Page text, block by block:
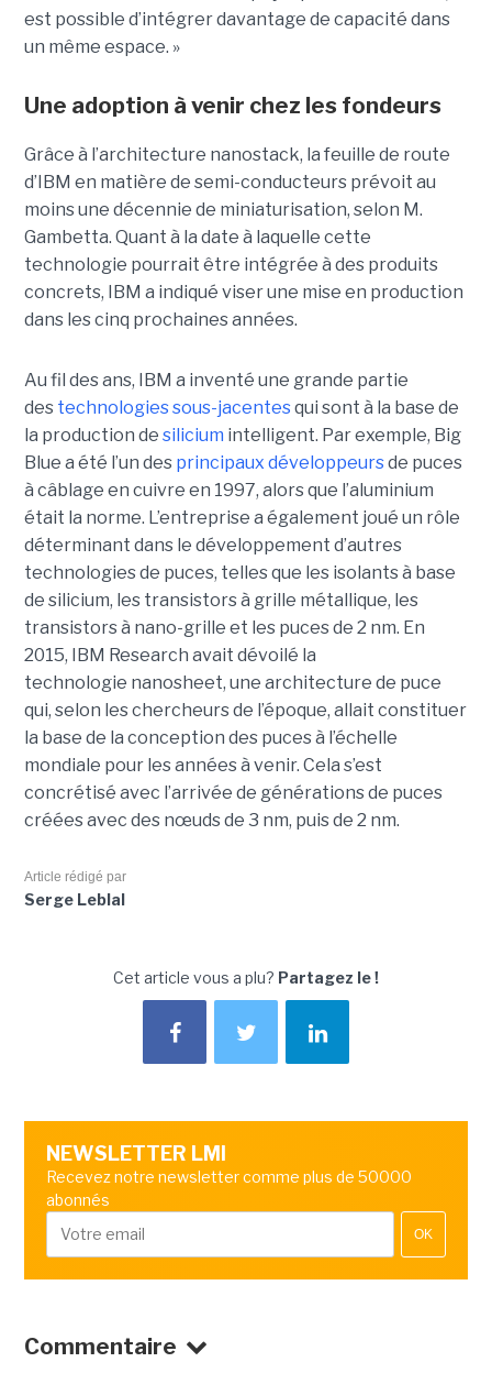
est possible d’intégrer davantage de capacité dans
un même espace. »
Une adoption à venir chez les fondeurs
Grâce à l’architecture nanostack, la feuille de route
d’IBM en matière de semi-conducteurs prévoit au
moins une décennie de miniaturisation, selon M.
Gambetta. Quant à la date à laquelle cette
technologie pourrait être intégrée à des produits
concrets, IBM a indiqué viser une mise en production
dans les cinq prochaines années.
Au fil des ans, IBM a inventé une grande partie
des technologies sous-jacentesqui sont à la base de
la production de silicium intelligent. Par exemple, Big
Blue a été l’un des principaux développeursde puces
à câblage en cuivre en 1997, alors que l’aluminium
était la norme. L’entreprise a également joué un rôle
déterminant dans le développement d’autres
technologies de puces, telles que les isolants à base
de silicium, les transistors à grille métallique, les
transistors à nano-grille et les puces de 2 nm. En
2015, IBM Research avait dévoilé la
technologie nanosheet, une architecture de puce
qui, selon les chercheurs de l’époque, allait constituer
la base de la conception des puces à l’échelle
mondiale pour les années à venir. Cela s’est
concrétisé avec l’arrivée de générations de puces
créées avec des nœuds de 3 nm, puis de 2 nm.
Article rédigé par
Serge Leblal
Cet article vous a plu? Partagez le !
NEWSLETTER LMI
Recevez notre newsletter comme plus de 50000
abonnés
OK
Commentaire